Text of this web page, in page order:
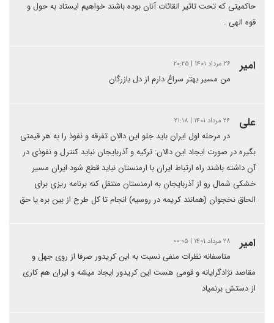
حاکمیتی که تحت تاثیر القائات آنان بوده باشند خواهیم ایستاد به حول و
قوه الهی .
امیر ۲۶ مرداد ۱۴۰۱ | ۲۰:۲۵
من مسیر بهتر سراغ دارم از دل بازرگان
علی ۲۶ مرداد ۱۴۰۱ | ۲۱:۱۸
در مرحله اول ایران باید جلو این دالان تفرقه و نفوذ را به هر قیمتی
بگیره در صورت ایجاد این دالان: ترکیه و آذربایجان نباید کنترل و نفوذی در
آن داشته باشند راه ارتباط ایران با ارمنستان نباید قطع شود ایران مسیر
خشکی شمال رو از آذربایجان به ارمنستان منتقل کنه برنامه ریزی برای
الحاق نخجوان (همانند کریمه در روسیه) انجام تا کل طرح از بین بره یا حق
امیر ۲۸ مرداد ۱۴۰۱ | ۰۰:۰۵
متاسفانه نظرات منفی نسبت به این کریدور صرفا از روی جهل و
مقاصد نژادگرایانه و قومی هست این کریدور ایجاد میشه و ایران هم کاری
از دستش برنمیاد